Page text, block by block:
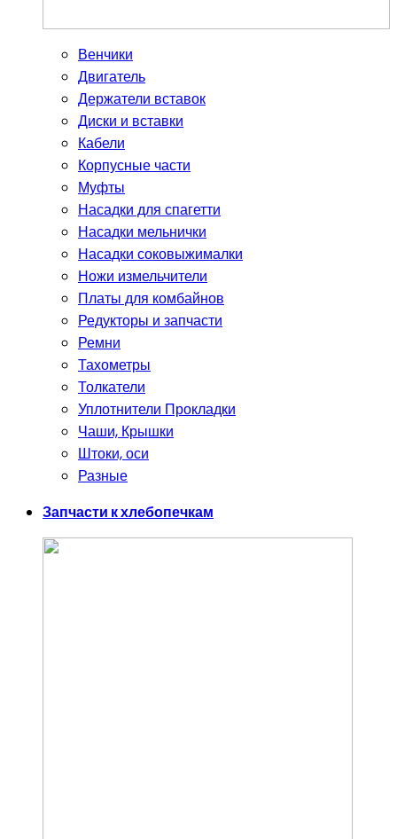
Венчики
Двигатель
Держатели вставок
Диски и вставки
Кабели
Корпусные части
Муфты
Насадки для спагетти
Насадки мельнички
Насадки соковыжималки
Ножи измельчители
Платы для комбайнов
Редукторы и запчасти
Ремни
Тахометры
Толкатели
Уплотнители Прокладки
Чаши, Крышки
Штоки, оси
Разные
Запчасти к хлебопечкам